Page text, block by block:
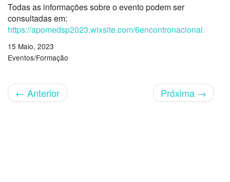
Todas as informações sobre o evento podem ser
consultadas em:
https://apomedsp2023.wixsite.com/6encontronacional.
15 Maio, 2023
Eventos/Formação
← Anterior Próxima →